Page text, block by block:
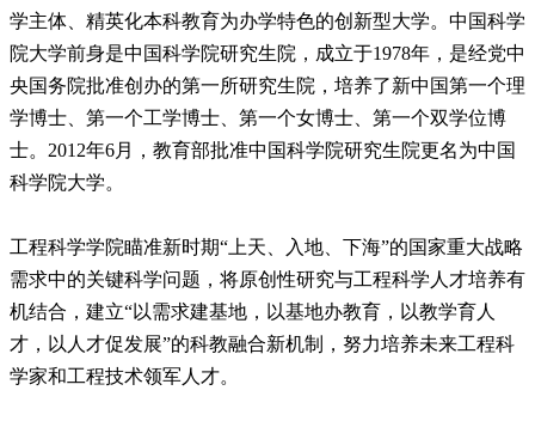
学主体、精英化本科教育为办学特色的创新型大学。中国科学
院大学前身是中国科学院研究生院，成立于1978年，是经党中
央国务院批准创办的第一所研究生院，培养了新中国第一个理
学博士、第一个工学博士、第一个女博士、第一个双学位博
士。2012年6月，教育部批准中国科学院研究生院更名为中国
科学院大学。
工程科学学院瞄准新时期“上天、入地、下海”的国家重大战略
需求中的关键科学问题，将原创性研究与工程科学人才培养有
机结合，建立“以需求建基地，以基地办教育，以教学育人
才，以人才促发展”的科教融合新机制，努力培养未来工程科
学家和工程技术领军人才。